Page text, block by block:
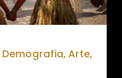
Arte,